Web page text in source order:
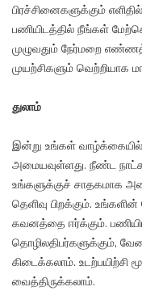
பிரச்சினைகளுக்கும்
பணியிடத்தில் நீங்கள்
முழுவதும் நேர்மறை
முயற்சிகளும் வெற்றியாக
துலாம்
இன்று உங்கள்
அமையவுள்ளது. நீண்ட
உங்களுக்குச் சாதகமாக
தெளிவு பிறக்கும்.
கவனத்தை ஈர்க்கும்.
தொழிலதிபர்களுக்கும்,
கிடைக்கலாம். உடற்பயிற்சி
வைத்திருக்கலாம்.